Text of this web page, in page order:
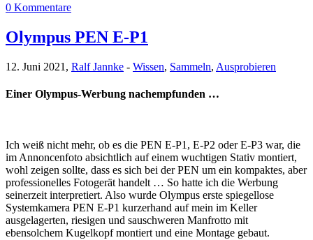
0 Kommentare
Olympus PEN E-P1
12. Juni 2021, Ralf Jannke - Wissen, Sammeln, Ausprobieren
Einer Olympus-Werbung nachempfunden …
Ich weiß nicht mehr, ob es die PEN E-P1, E-P2 oder E-P3 war, die
im Annoncenfoto absichtlich auf einem wuchtigen Stativ montiert,
wohl zeigen sollte, dass es sich bei der PEN um ein kompaktes, aber
professionelles Fotogerät handelt … So hatte ich die Werbung
seinerzeit interpretiert. Also wurde Olympus erste spiegellose
Systemkamera PEN E-P1 kurzerhand auf mein im Keller
ausgelagerten, riesigen und sauschweren Manfrotto mit
ebensolchem Kugelkopf montiert und eine Montage gebaut.